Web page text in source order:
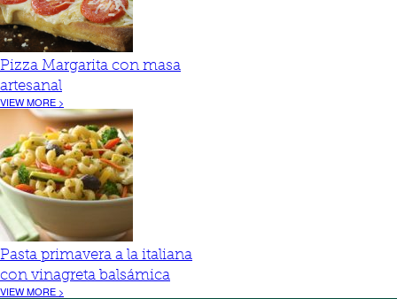
Pizza Margarita con masa
artesanal
VIEW MORE >
Pasta primavera a la italiana
con vinagreta balsámica
VIEW MORE >